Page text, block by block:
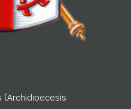
(Archidioecesis